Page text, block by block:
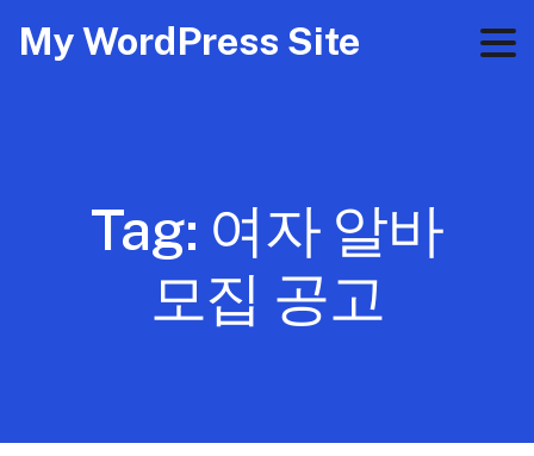
My WordPress Site
Tag: 여자 알바
모집 공고